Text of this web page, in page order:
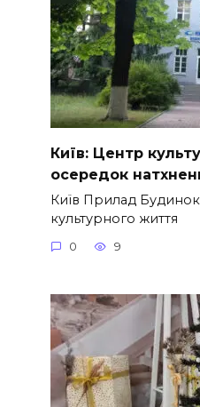
Київ: Центр
осередок
Київ Прилад
культурного життя
0 9